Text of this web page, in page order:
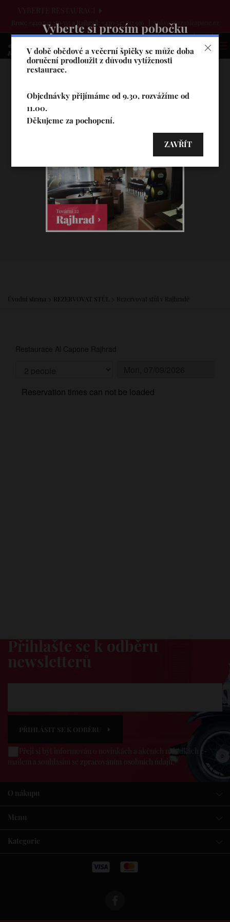
V době obědové a večerní špičky se může doba
doručení prodloužit z důvodu vytíženosti
restaurace.
Objednávky přijímáme od 9.30, rozvážíme od
11.00.
Děkujeme za pochopení.
ZAVŘÍT
VYBERTE RESTAURACI
Brno: +420 541 210 555 a Rajhrad: +420 547 212 916 info@pizzaalcapone.cz
Vyberte si prosím pobočku
Úvodní strana REZERVOVAT STŮL Rezervovat stůl v Rajhradě
Přihlašte se k odběru
newsletterů
PŘIHLÁSIT SE K ODBĚRU
Přeji si být informován o novinkách a akčních nabídkách e-
mailem a souhlasím se zpracováním osobních údajů .
O nákupu
Menu
Kategorie